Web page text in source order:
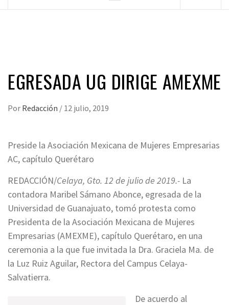
EGRESADA UG DIRIGE AMEXME
Por Redacción / 12 julio, 2019
Preside la Asociación Mexicana de Mujeres Empresarias
AC, capítulo Querétaro
REDACCIÓN/Celaya, Gto. 12 de julio de 2019.- La
contadora Maribel Sámano Abonce, egresada de la
Universidad de Guanajuato, tomó protesta como
Presidenta de la Asociación Mexicana de Mujeres
Empresarias (AMEXME), capítulo Querétaro, en una
ceremonia a la que fue invitada la Dra. Graciela Ma. de
la Luz Ruiz Aguilar, Rectora del Campus Celaya-
Salvatierra.
De acuerdo al